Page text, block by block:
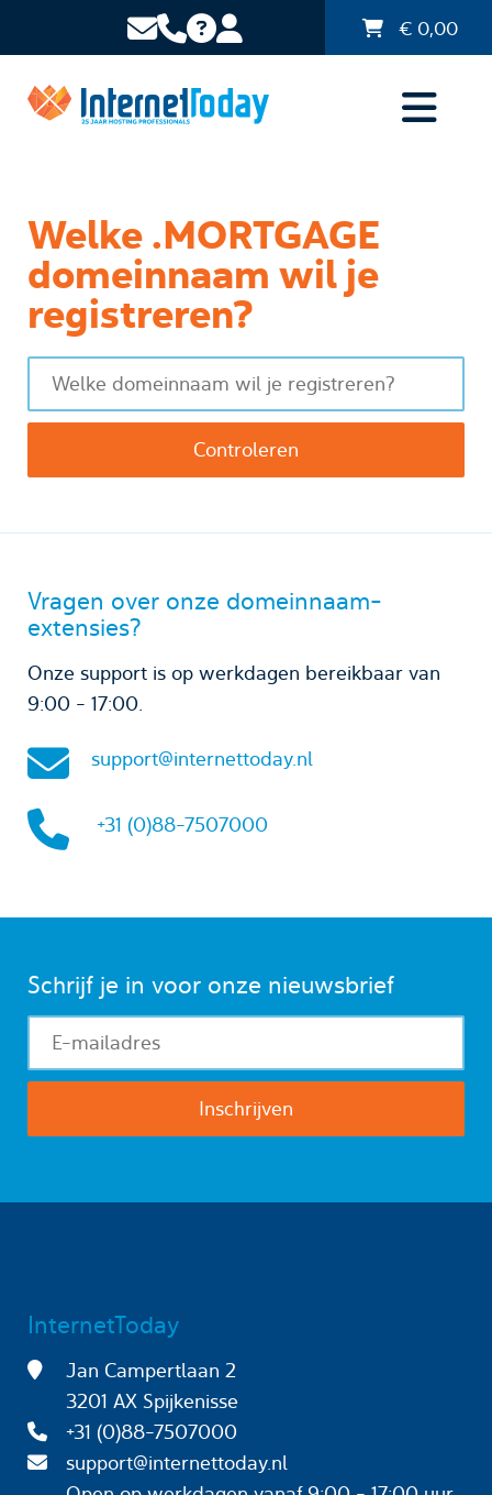
€ 0,00
Welke .MORTGAGE
domeinnaam wil je
registreren?
Vragen over onze domeinnaam-
extensies?
Onze support is op werkdagen bereikbaar van
9:00 - 17:00.
support@internettoday.nl
+31 (0)88-7507000
Schrijf je in voor onze nieuwsbrief
InternetToday
Jan Campertlaan 2
3201 AX Spijkenisse
+31 (0)88-7507000
support@internettoday.nl